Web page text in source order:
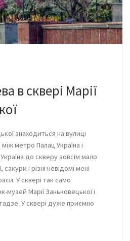
в сквері Марії
знаходиться на вулиці
метро Палац Україна і
до скверу зовсім мало
сакури і різні невідомі мені
У сквері так само
Марії Заньковецької і
У сквері дуже приємно